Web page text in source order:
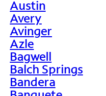
Austin
Avery
Avinger
Azle
Bagwell
Balch Springs
Bandera